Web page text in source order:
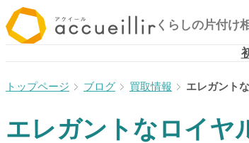
内
容
キ
プ
くらしの片付け
ブログ 買取情報 エレガント
エレガントなロイヤ